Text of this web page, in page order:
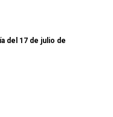
del 17 de julio de